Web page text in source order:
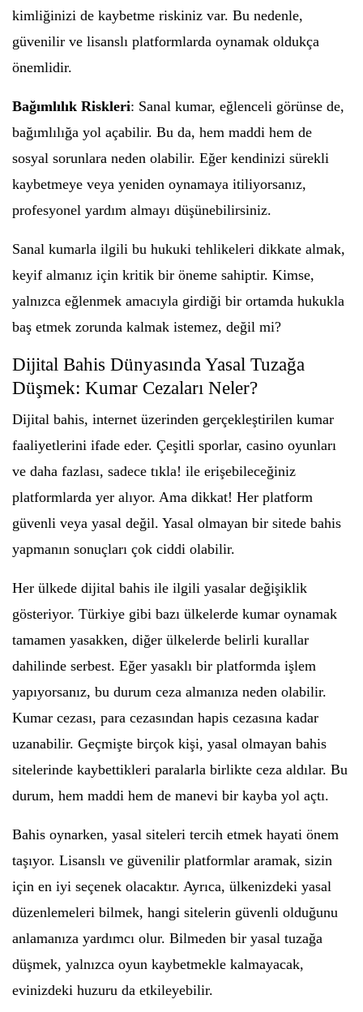
kimliğinizi de kaybetme riskiniz var. Bu nedenle,
güvenilir ve lisanslı platformlarda oynamak oldukça
önemlidir.
Bağımlılık Riskleri: Sanal kumar, eğlenceli görünse de,
bağımlılığa yol açabilir. Bu da, hem maddi hem de
sosyal sorunlara neden olabilir. Eğer kendinizi sürekli
kaybetmeye veya yeniden oynamaya itiliyorsanız,
profesyonel yardım almayı düşünebilirsiniz.
Sanal kumarla ilgili bu hukuki tehlikeleri dikkate almak,
keyif almanız için kritik bir öneme sahiptir. Kimse,
yalnızca eğlenmek amacıyla girdiği bir ortamda hukukla
baş etmek zorunda kalmak istemez, değil mi?
Dijital Bahis Dünyasında Yasal Tuzağa
Düşmek: Kumar Cezaları Neler?
Dijital bahis, internet üzerinden gerçekleştirilen kumar
faaliyetlerini ifade eder. Çeşitli sporlar, casino oyunları
ve daha fazlası, sadece tıkla! ile erişebileceğiniz
platformlarda yer alıyor. Ama dikkat! Her platform
güvenli veya yasal değil. Yasal olmayan bir sitede bahis
yapmanın sonuçları çok ciddi olabilir.
Her ülkede dijital bahis ile ilgili yasalar değişiklik
gösteriyor. Türkiye gibi bazı ülkelerde kumar oynamak
tamamen yasakken, diğer ülkelerde belirli kurallar
dahilinde serbest. Eğer yasaklı bir platformda işlem
yapıyorsanız, bu durum ceza almanıza neden olabilir.
Kumar cezası, para cezasından hapis cezasına kadar
uzanabilir. Geçmişte birçok kişi, yasal olmayan bahis
sitelerinde kaybettikleri paralarla birlikte ceza aldılar. Bu
durum, hem maddi hem de manevi bir kayba yol açtı.
Bahis oynarken, yasal siteleri tercih etmek hayati önem
taşıyor. Lisanslı ve güvenilir platformlar aramak, sizin
için en iyi seçenek olacaktır. Ayrıca, ülkenizdeki yasal
düzenlemeleri bilmek, hangi sitelerin güvenli olduğunu
anlamanıza yardımcı olur. Bilmeden bir yasal tuzağa
düşmek, yalnızca oyun kaybetmekle kalmayacak,
evinizdeki huzuru da etkileyebilir.